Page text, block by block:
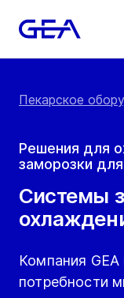
Пекарское
Решения для
заморозки
Системы
Компания
потребности